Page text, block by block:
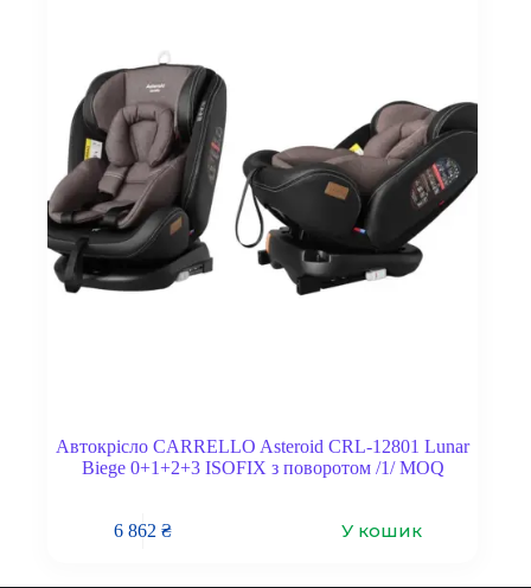
Автокрісло CARRELLO Asteroid CRL-12801 Lunar
Biege 0+1+2+3 ISOFIX з поворотом /1/ MOQ
6 862₴ У кошик